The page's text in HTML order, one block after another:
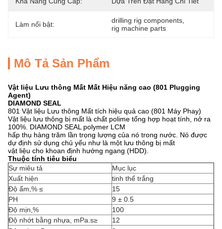
Làm nổi bật: drilling rig components
rig machine parts
Mô Tả Sản Phẩm
Vật liệu Lưu thông Mất Mất Hiệu năng cao (801 Plugging
Agent)
DIAMOND SEAL
801 Vật liệu Lưu thông Mất tích hiệu quả cao (801 Máy Phay)
Vật liệu lưu thông bị mất là chất polime tổng hợp hoạt tính, nở ra
100%. DIAMOND SEAL polymer LCM
hấp thụ hàng trăm lần trọng lượng của nó trong nước. Nó được
dự định sử dụng chủ yếu như là một lưu thông bị mất
vật liệu cho khoan định hướng ngang (HDD).
Thuộc tính tiêu biểu
Sự miêu tả
Mục lục
Xuất hiện
tinh thể trắng
Độ ẩm,% ≤
15
PH
9 ± 0.5
Độ mịn,%
100
Độ nhớt bằng nhựa, mPa.s≥
12